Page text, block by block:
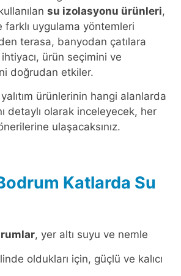
su izolasyonu ürünleri,
farklı uygulama yöntemleri
terasa, banyodan çatılara
ürün seçimini ve
doğrudan etkiler.
ürünlerinin hangi alanlarda
detaylı olarak inceleyecek, her
ulaşacaksınız.
Katlarda Su
, yer altı suyu ve nemle
oldukları için, güçlü ve kalıcı